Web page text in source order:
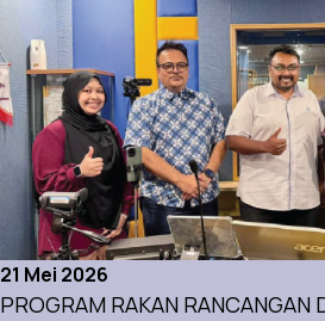
21 Mei 2026
PROGRAM RAKAN RANCANGAN